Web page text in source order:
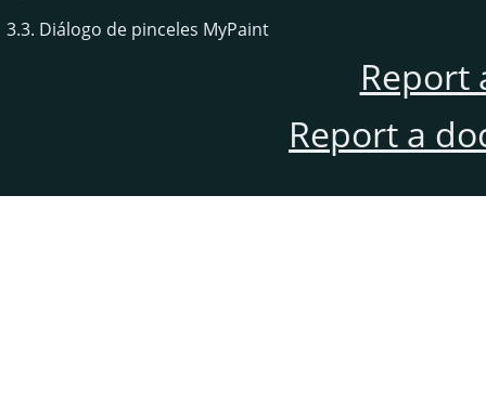
3.3. Diálogo de pinceles MyPaint
Report
Report a